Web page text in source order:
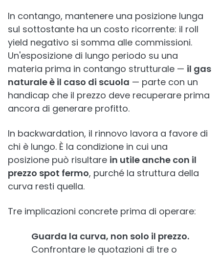
In contango, mantenere una posizione lunga
sul sottostante ha un costo ricorrente: il roll
yield negativo si somma alle commissioni.
Un'esposizione di lungo periodo su una
materia prima in contango strutturale — il gas
naturale è il caso di scuola — parte con un
handicap che il prezzo deve recuperare prima
ancora di generare profitto.
In backwardation, il rinnovo lavora a favore di
chi è lungo. È la condizione in cui una
posizione può risultare in utile anche con il
prezzo spot fermo, purché la struttura della
curva resti quella.
Tre implicazioni concrete prima di operare:
Guarda la curva, non solo il prezzo.
Confrontare le quotazioni di tre o